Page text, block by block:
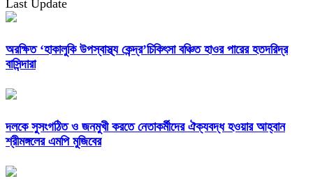
Last Update
অরক্ষিত ‘হাকালুকি উপস্বাস্থ্য কেন্দ্র’চিকিৎসা বঞ্চিত হাওর পারের হতদরিদ্র
বাসিন্দারা
দলকে সুসংগঠিত ও জনমুখী করতে নেতাকর্মীদের ঐক্যবদ্ধ হওয়ার আহ্বান
শ্রীমঙ্গলের এমপি মুজিবের